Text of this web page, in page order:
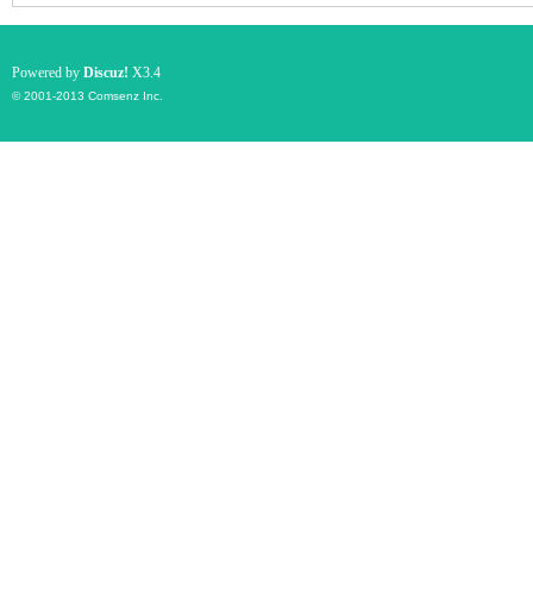
游
Powered by Discuz! X3.4
© 2001-2013 Comsenz Inc.